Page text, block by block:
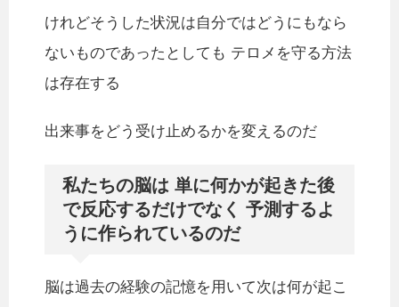
けれどそうした状況は自分ではどうにもなら
ないものであったとしても テロメを守る方法
は存在する
出来事をどう受け止めるかを変えるのだ
私たちの脳は 単に何かが起きた後
で反応するだけでなく 予測するよ
うに作られているのだ
脳は過去の経験の記憶を用いて次は何が起こ